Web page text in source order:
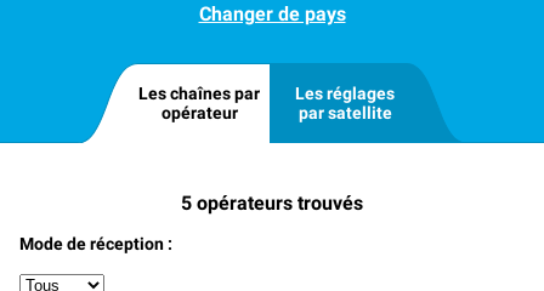
Changer de pays
Les chaînes par
opérateur
Les réglages
par satellite
5 opérateurs trouvés
Mode de réception :